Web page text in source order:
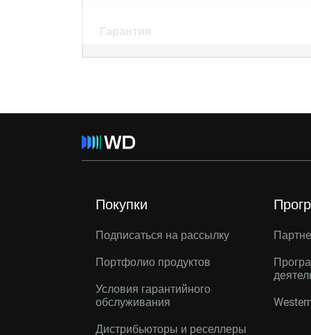
Гарантия
Покупки
Подписаться на рассылку
Портфолио продуктов
Условия гарантийного
обслуживания
Дистрибьюторы и реселлеры